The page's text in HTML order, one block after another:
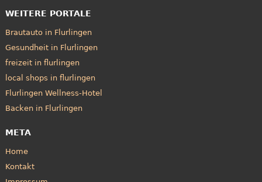
WEITERE PORTALE
Brautauto in Flurlingen
Gesundheit in Flurlingen
freizeit in flurlingen
local shops in flurlingen
Flurlingen Wellness-Hotel
Backen in Flurlingen
META
Home
Kontakt